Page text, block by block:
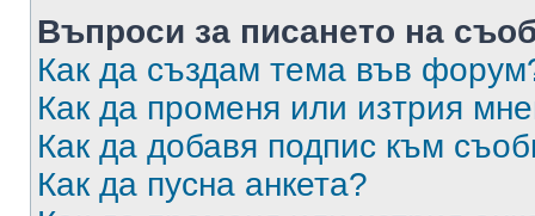
Въпроси за писането на
Как да създам тема във
Как да променя или изтрия
Как да добавя подпис към
Как да пусна анкета?